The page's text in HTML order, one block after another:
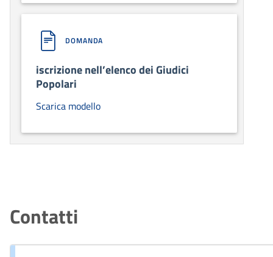
DOMANDA
iscrizione nell’elenco dei Giudici
Popolari
Scarica modello
Contatti